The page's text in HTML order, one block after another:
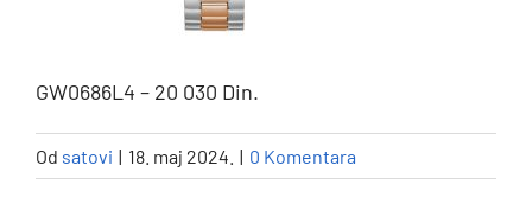
GW0686L4 – 20 030 Din.
Od satovi | 18. maj 2024. | 0 Komentara